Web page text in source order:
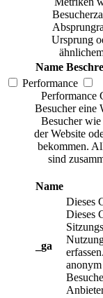
Ursprung
Name
Performance
Performance
Besucher eine
Besucher
der Website
bekommen.
sind
Name
_ga
Dieses
Dieses